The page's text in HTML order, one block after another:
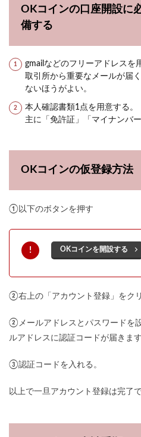
OKコインの口座開設に
備する
gmailなどのフリーアドレスを
取引所から重要なメールが届
ないほうがよい。
本人確認書類1点を用意する。
主に「免許証」「マイナンバー
OKコインの仮登録方法
①以下のボタンを押す
OKコインを開設する
②右上の「アカウント登録」をク
②メールアドレスとパスワードを
ルアドレスに認証コードが届きます
③認証コードを入れる。
以上で一旦アカウント登録は完了で